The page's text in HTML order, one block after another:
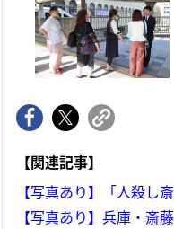
【関連記事】
【写真あり】「人殺し
【写真あり】兵庫・